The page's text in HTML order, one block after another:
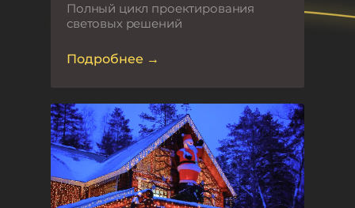
Полный цикл проектирования
световых решений
Подробнее →